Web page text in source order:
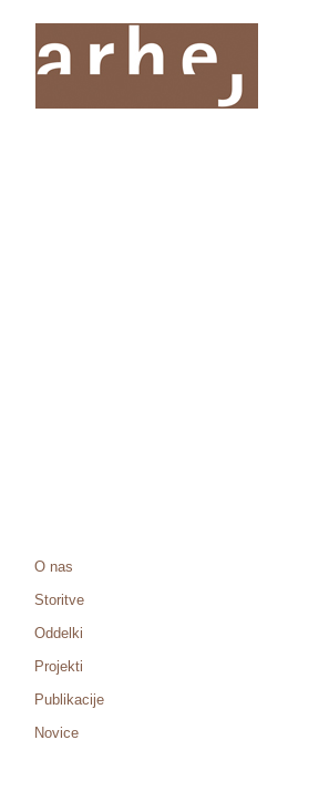
O nas
Storitve
Oddelki
Projekti
Publikacije
Novice